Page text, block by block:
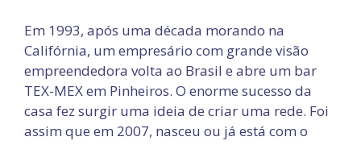
Em 1993, após uma década morando na
Califórnia, um empresário com grande visão
empreendedora volta ao Brasil e abre um bar
TEX-MEX em Pinheiros. O enorme sucesso da
casa fez surgir uma ideia de criar uma rede. Foi
assim que em 2007, nasceu ou já está com o